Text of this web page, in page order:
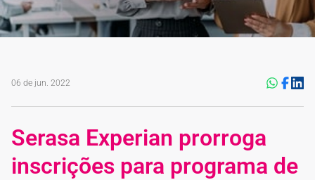
06 de jun. 2022
Serasa Experian prorroga
inscrições para programa de